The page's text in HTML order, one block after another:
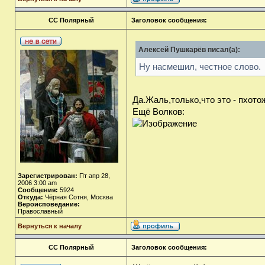
СС Полярный Заголовок сообщения:
Зарегистрирован: Пт апр 28,
2006 3:00 am
Сообщения: 5924
Откуда: Чёрная Сотня, Москва
Вероисповедание:
Православный
Алексей Пушкарёв писал(а):
Ну насмешил, честное слово.
Да.Жаль,только,что это -
Ещё Волков:
Вернуться к началу
СС Полярный Заголовок сообщения: